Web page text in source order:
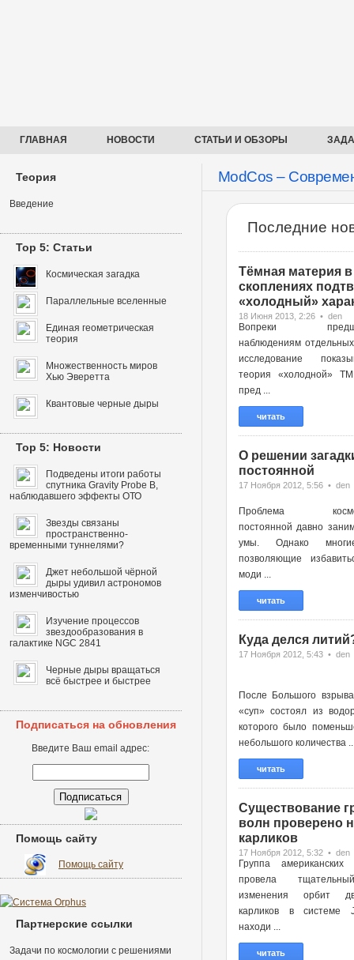
ГЛАВНАЯ НОВОСТИ СТАТЬИ И ОБЗОРЫ
ModCos –
Последние
Тёмная материя в
скоплениях
«холодный»
18 Июня 2013, 2:26 • den
Вопреки
наблюдениям
исследование
теория «холодной»
пред ...
читать
О решении
постоянной
17 Ноября 2012, 5:56 • den
Проблема
постоянной давно
умы. Однако
позволяющие
моди ...
читать
Куда делся
17 Ноября 2012, 5:43 • den
После Большого
«суп» состоял из
которого было
небольшого количества
читать
Существование
волн проверено
карликов
17 Ноября 2012, 5:32 • den
Группа американских
провела
изменения орбит
карликов в системе
находи ...
читать
Теория
Введение
Top 5: Статьи
Космическая загадка
Параллельные вселенные
Единая геометрическая
теория
Множественность миров
Хью Эверетта
Квантовые черные дыры
Top 5: Новости
Подведены итоги работы
спутника Gravity Probe B,
наблюдавшего эффекты ОТО
Звезды связаны
пространственно-
временными туннелями?
Джет небольшой чёрной
дыры удивил астрономов
изменчивостью
Изучение процессов
звездообразования в
галактике NGC 2841
Черные дыры вращаться
всё быстрее и быстрее
Подписаться на обновления
Введите Ваш email адрес:
Помощь сайту
Помощь сайту
Партнерские ссылки
Задачи по космологии с решениями